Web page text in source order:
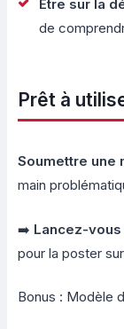
Être sur la
de
Prêt à
Soumettre une
main
➡️ Lancez-vous
pour la poster
Bonus : Modèle